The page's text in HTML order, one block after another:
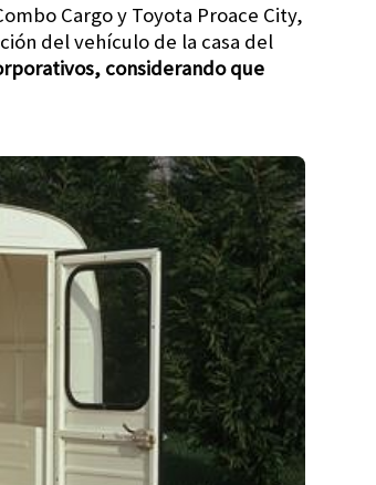
Cargo y Toyota Proace City,
del vehículo de la casa del
considerando que